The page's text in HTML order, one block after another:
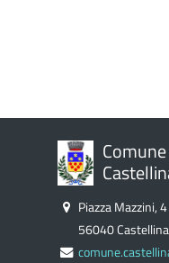
Piazza Mazzini, 4
56040